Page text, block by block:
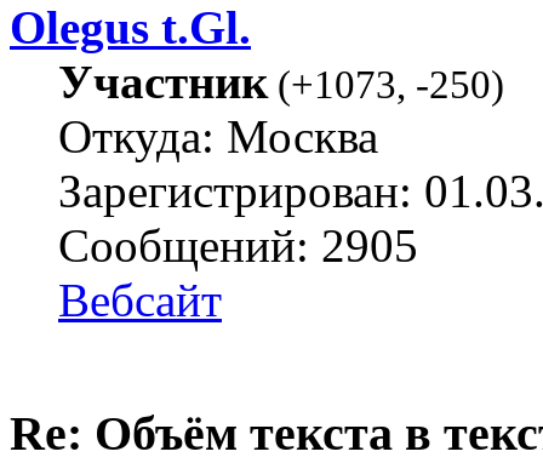
Olegus t.Gl.
Участник(+1073, -250)
Откуда: Москва
Зарегистрирован:
Сообщений: 2905
Вебсайт
Re: Объём текста в